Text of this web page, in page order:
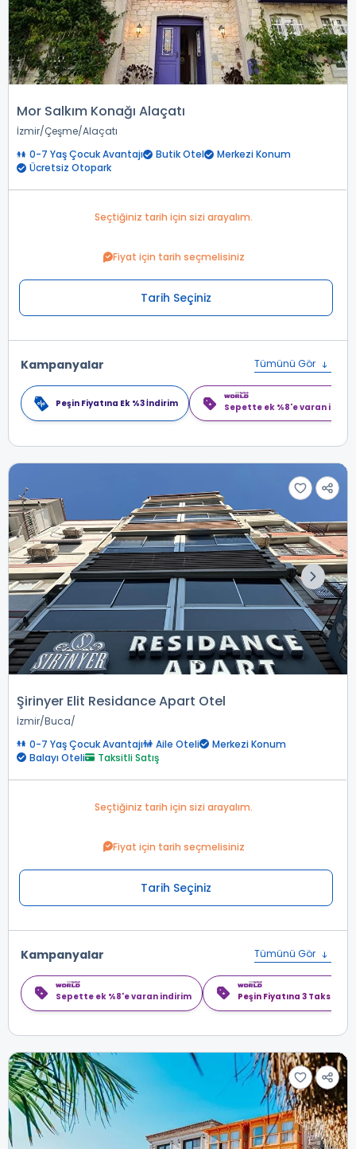
Mor Salkım Konağı Alaçatı
İzmir Çeşme Alaçatı
0-7 Yaş Çocuk Avantajı
Butik Otel
Merkezi Konum
Ücretsiz Otopark
Seçtiğiniz tarih için sizi arayalım.
Fiyat için tarih seçmelisiniz
Tarih Seçiniz
Kampanyalar Tümünü Gör
Peşin Fiyatına Ek %3 İndirim Sepette ek %8'e varan
Şirinyer Elit Residance Apart Otel
İzmir Buca
0-7 Yaş Çocuk Avantajı
Aile Oteli
Merkezi Konum
Balayı Oteli
Taksitli Satış
Seçtiğiniz tarih için sizi arayalım.
Fiyat için tarih seçmelisiniz
Tarih Seçiniz
Kampanyalar Tümünü Gör
Sepette ek %8'e varan indirim Peşin Fiyatına 3 Taksit